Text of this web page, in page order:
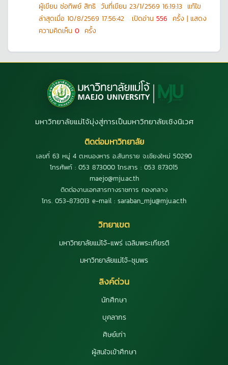
ผู้เขียน ช่อทิพย์ สิทธิ วันที่เขียน 23/1/2569 16:19:13 แก้ไข
ล่าสุดเมื่อ 10/8/2569 17:56:42 เปิดอ่าน 556 ครั้ง | แสดง
ความคิดเห็น 0 ครั้ง
มหาวิทยาลัยแม่โจ้มุ่งสู่การเป็นมหาวิทยาลัยเชิงนิเวศ
ติดต่อมหาวิทยาลัย
เลขที่ 63 หมู่ 4 ต.หนองหาร อ.สันทราย จ.เชียงใหม่ 50290
โทรศัพท์ : 053 873000 โทรสาร : 053 873015
maejo@mju.ac.th
ติดต่องานเอกสารทางราชการ กองกลาง
โทร. 053-873013 e-mail : saraban_mju@mju.ac.th
วิทยาเขต
มหาวิทยาลัยแม่โจ้-แพร่ เฉลิมพระเกียรติ
มหาวิทยาลัยแม่โจ้-ชุมพร
ลิงค์ด่วน
นักศึกษา
บุคลากร
ศิษย์เก่า
ผู้สนใจเข้าศึกษา